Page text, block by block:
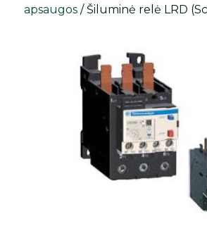
apsaugos / Šiluminė relė LRD